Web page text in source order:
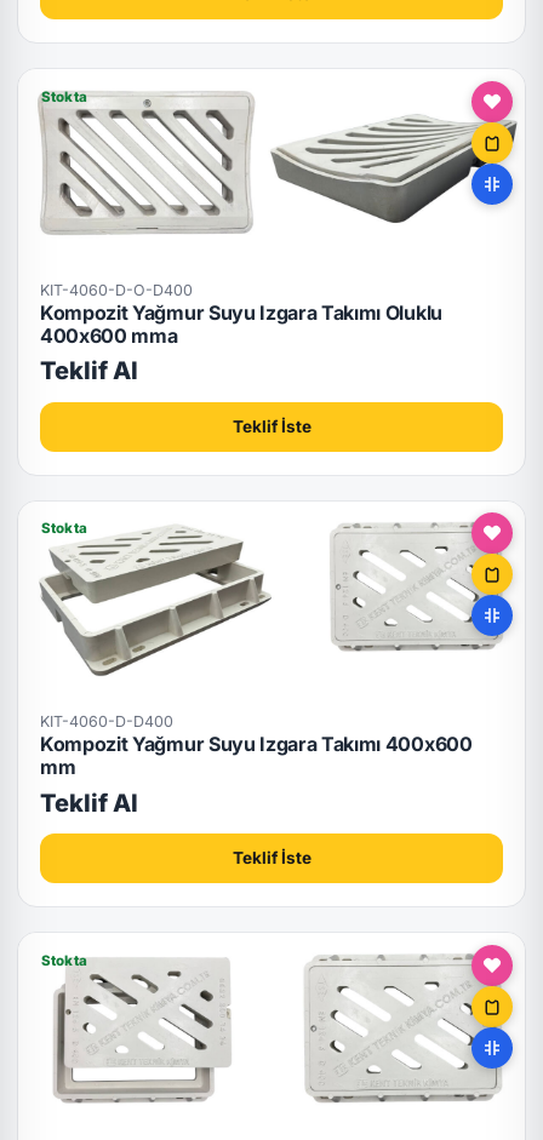
Stokta
KIT-4060-D-O-D400
Kompozit Yağmur Suyu Izgara Takımı Oluklu
400x600 mma
Teklif Al
Teklif İste
Stokta
KIT-4060-D-D400
Kompozit Yağmur Suyu Izgara Takımı 400x600
mm
Teklif Al
Teklif İste
Stokta